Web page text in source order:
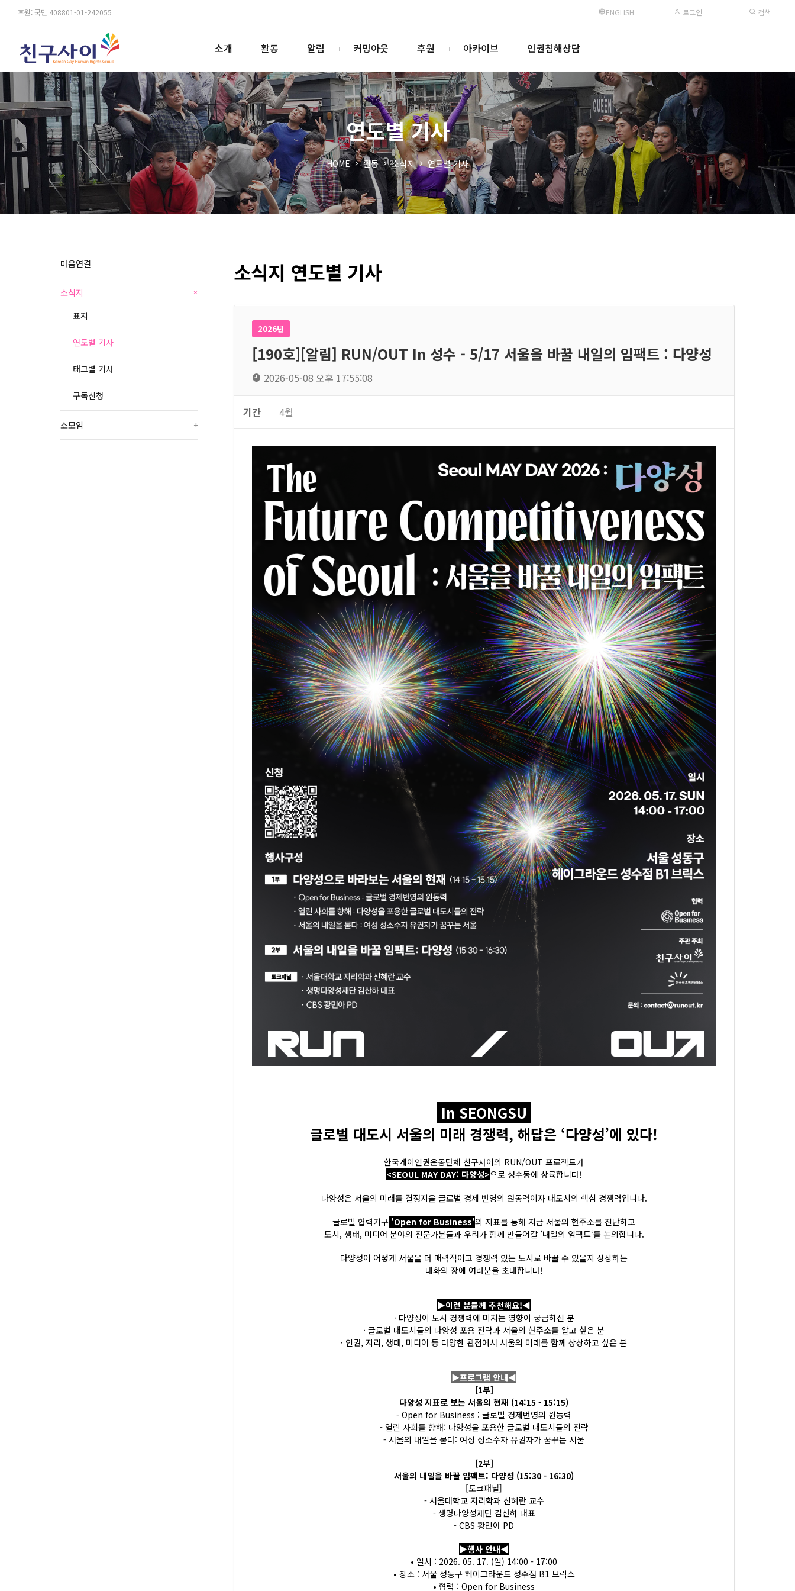
후원: 국민 408801-01-242055 ENGLISH 로그인 검색
소개 활동 알림 커밍아웃 후원 아카이브 인권침해상담
연도별 기사
HOME 활동 소식지 연도별 기사
마음연결
소식지 +
표지
연도별 기사
태그별 기사
구독신청
소모임 +
소식지 연도별 기사
2026년
[190호][알림] RUN/OUT In 성수 - 5/17 서울을 바꿀 내일의 임팩트 : 다양성
2026-05-08 오후 17:55:08
기간 4월
In SEONGSU
글로벌 대도시 서울의 미래 경쟁력, 해답은 ‘다양성’에 있다!
한국게이인권운동단체 친구사이의 RUN/OUT 프로젝트가
<SEOUL MAY DAY: 다양성>으로 성수동에 상륙합니다!
다양성은 서울의 미래를 결정지을 글로벌 경제 번영의 원동력이자 대도시의 핵심 경쟁력입니다.
글로벌 협력기구 'Open for Business'의 지표를 통해 지금 서울의 현주소를 진단하고
도시, 생태, 미디어 분야의 전문가분들과 우리가 함께 만들어갈 ’내일의 임팩트‘를 논의합니다.
다양성이 어떻게 서울을 더 매력적이고 경쟁력 있는 도시로 바꿀 수 있을지 상상하는
대화의 장에 여러분을 초대합니다!
▶이런 분들께 추천해요!◀
· 다양성이 도시 경쟁력에 미치는 영향이 궁금하신 분
· 글로벌 대도시들의 다양성 포용 전략과 서울의 현주소를 알고 싶은 분
· 인권, 지리, 생태, 미디어 등 다양한 관점에서 서울의 미래를 함께 상상하고 싶은 분
▶프로그램 안내◀
[1부]
다양성 지표로 보는 서울의 현재 (14:15 - 15:15)
- Open for Business : 글로벌 경제번영의 원동력
- 열린 사회를 향해: 다양성을 포용한 글로벌 대도시들의 전략
- 서울의 내일을 묻다: 여성 성소수자 유권자가 꿈꾸는 서울
[2부]
서울의 내일을 바꿀 임팩트: 다양성 (15:30 - 16:30)
[토크패널]
- 서울대학교 지리학과 신혜란 교수
- 생명다양성재단 김산하 대표
- CBS 황민아 PD
▶행사 안내◀
• 일시 : 2026. 05. 17. (일) 14:00 - 17:00
• 장소 : 서울 성동구 헤이그라운드 성수점 B1 브릭스
• 협력 : Open for Business